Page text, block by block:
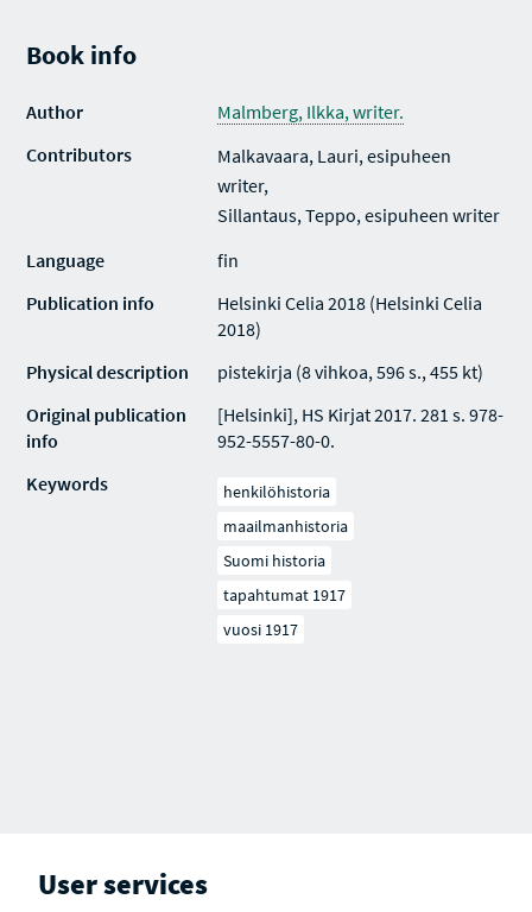
Book info
Author
Malmberg, Ilkka, writer.
Contributors
Malkavaara, Lauri, esipuheen
writer,
Sillantaus, Teppo, esipuheen writer
Language
fin
Publication info
Helsinki Celia 2018 (Helsinki Celia
2018)
Physical description
pistekirja (8 vihkoa, 596 s., 455 kt)
Original publication
info
[Helsinki], HS Kirjat 2017. 281 s. 978-
952-5557-80-0.
Keywords
henkilöhistoria
maailmanhistoria
Suomi historia
tapahtumat 1917
vuosi 1917
User services